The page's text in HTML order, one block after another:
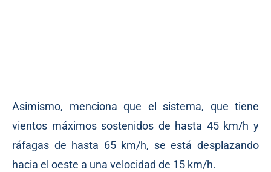
Asimismo, menciona que el sistema, que tiene
vientos máximos sostenidos de hasta 45 km/h y
ráfagas de hasta 65 km/h, se está desplazando
hacia el oeste a una velocidad de 15 km/h.